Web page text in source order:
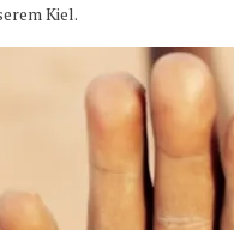
Kiel.